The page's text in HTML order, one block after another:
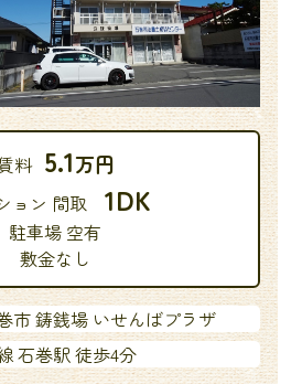
料 5.1万円
ョン 間取 1DK
駐車場 空有
敷金なし
市 鋳銭場 いせんばプラザ
石巻駅 徒歩4分